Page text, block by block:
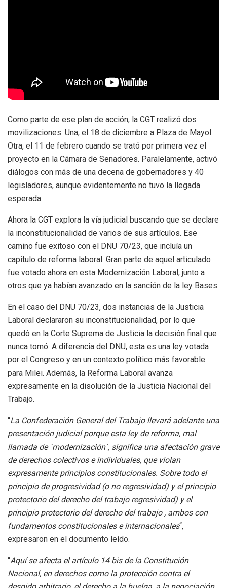
Como parte de ese plan de acción, la CGT realizó dos
movilizaciones. Una, el 18 de diciembre a Plaza de Mayol
Otra, el 11 de febrero cuando se trató por primera vez el
proyecto en la Cámara de Senadores. Paralelamente, activó
diálogos con más de una decena de gobernadores y 40
legisladores, aunque evidentemente no tuvo la llegada
esperada.
Ahora la CGT explora la vía judicial buscando que se declare
la inconstitucionalidad de varios de sus artículos. Ese
camino fue exitoso con el DNU 70/23, que incluía un
capítulo de reforma laboral. Gran parte de aquel articulado
fue votado ahora en esta Modernización Laboral, junto a
otros que ya habían avanzado en la sanción de la ley Bases.
En el caso del DNU 70/23, dos instancias de la Justicia
Laboral declararon su inconstitucionalidad, por lo que
quedó en la Corte Suprema de Justicia la decisión final que
nunca tomó. A diferencia del DNU, esta es una ley votada
por el Congreso y en un contexto político más favorable
para Milei. Además, la Reforma Laboral avanza
expresamente en la disolución de la Justicia Nacional del
Trabajo.
“La Confederación General del Trabajo llevará adelante una
presentación judicial porque esta ley de reforma, mal
llamada de ´modernización´, significa una afectación grave
de derechos colectivos e individuales, que violan
expresamente principios constitucionales. Sobre todo el
principio de progresividad (o no regresividad) y el principio
protectorio del derecho del trabajo regresividad) y el
principio protectorio del derecho del trabajo , ambos con
fundamentos constitucionales e internacionales“,
expresaron en el documento leído.
“Aquí se afecta el artículo 14 bis de la Constitución
Nacional, en derechos como la protección contra el